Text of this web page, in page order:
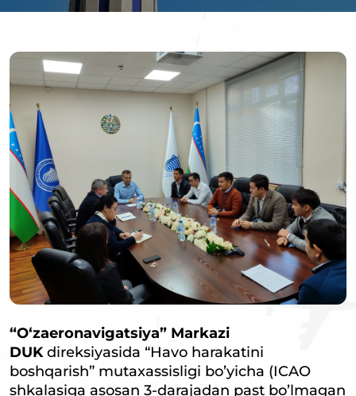
“O‘zaeronavigatsiya” Markazi
DUKdireksiyasida “Havo harakatini
boshqarish” mutaxassisligi bo’yicha (ICAO
shkalasiga asosan 3-darajadan past bo’lmagan